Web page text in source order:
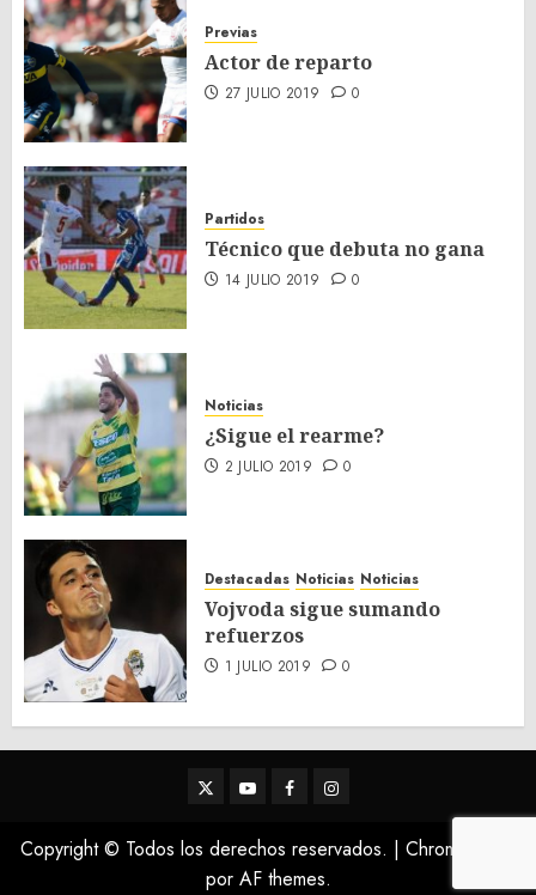
Previas
Actor de reparto
27 JULIO 2019 0
Partidos
Técnico que debuta no gana
14 JULIO 2019 0
Noticias
¿Sigue el rearme?
2 JULIO 2019 0
Destacadas Noticias Noticias
Vojvoda sigue sumando
refuerzos
1 JULIO 2019 0
TwitterYoutubeFacebookInstagram
Copyright © Todos los derechos reservados. | ChromeNews
por AF themes.